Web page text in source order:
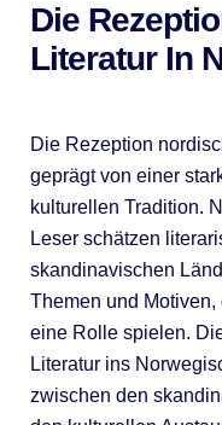
Die
Literatur In
Die Rezeption
geprägt von einer
kulturellen Tradition.
Leser schätzen
skandinavischen
Themen und
eine Rolle spielen.
Literatur ins
zwischen den